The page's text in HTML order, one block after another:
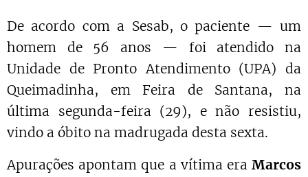
De acordo com a Sesab, o paciente — um
homem de 56 anos — foi atendido na
Unidade de Pronto Atendimento (UPA) da
Queimadinha, em Feira de Santana, na
última segunda-feira (29), e não resistiu,
vindo a óbito na madrugada desta sexta.
Apurações apontam que a vítima era Marcos